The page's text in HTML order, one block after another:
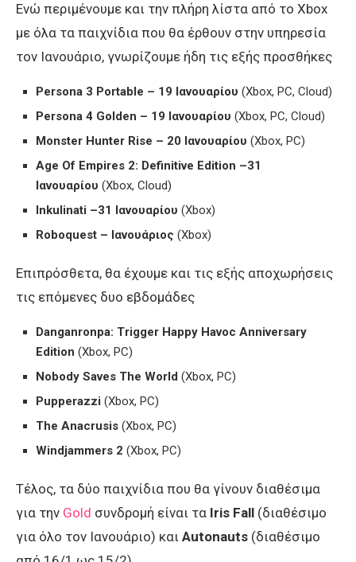
Ενώ περιμένουμε και την πλήρη λίστα από το Xbox
με όλα τα παιχνίδια που θα έρθουν στην υπηρεσία
τον Ιανουάριο, γνωρίζουμε ήδη τις εξής προσθήκες
Persona 3 Portable – 19 Ιανουαρίου (Χbox, PC, Cloud)
Persona 4 Golden – 19 Ιανουαρίου (Χbox, PC, Cloud)
Monster Hunter Rise – 20 Ιανουαρίου (Χbox, PC)
Age Of Empires 2: Definitive Edition –31
Ιανουαρίου (Χbox, Cloud)
Inkulinati –31
Ιανουαρίου (Χbox)
Roboquest – Ιανουάριος (Χbox)
Επιπρόσθετα, θα έχουμε και τις εξής αποχωρήσεις
τις επόμενες δυο εβδομάδες
Danganronpa: Trigger Happy Havoc Anniversary
Edition (Χbox, PC)
Nobody Saves The World (Χbox, PC)
Pupperazzi (Χbox, PC)
The Anacrusis (Χbox, PC)
Windjammers 2 (Χbox, PC)
Τέλος, τα δύο παιχνίδια που θα γίνουν διαθέσιμα
για την Gold συνδρομή είναι τα Ιris Fall (διαθέσιμο
για όλο τον Ιανουάριο) και Αutonauts (διαθέσιμο